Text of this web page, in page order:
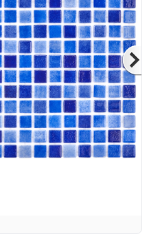
olarak tam zamanlı
Özgeçmişlerinizi
tarafımıza bilgi
olacaktır.